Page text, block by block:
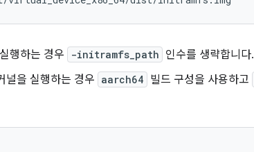
행하는 경우 -initramfs_path 인수를 생략합니다.
을 실행하는 경우 aarch64 빌드 구성을 사용하고